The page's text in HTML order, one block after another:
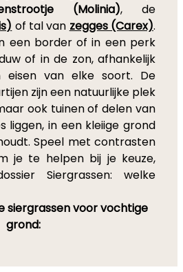
(Molinia), de
of tal van zegges (Carex).
een border of in een perk
of in de zon, afhankelijk
van elke soort. De
zijn een natuurlijke plek
ook tuinen of delen van
liggen, in een kleiige grond
Speel met contrasten
je te helpen bij je keuze,
Siergrassen: welke
siergrassen voor vochtige
grond: